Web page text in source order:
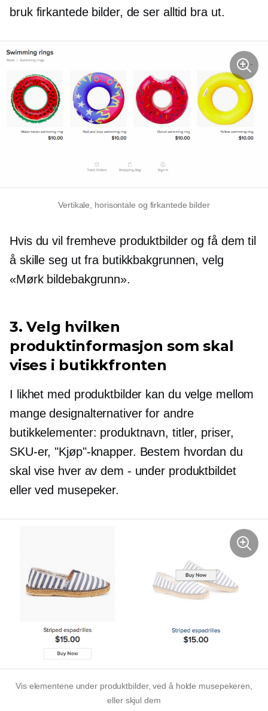
bruk firkantede bilder, de ser alltid bra ut.
Vertikale, horisontale og firkantede bilder
Hvis du vil fremheve produktbilder og få dem til
å skille seg ut fra butikkbakgrunnen, velg
«Mørk bildebakgrunn».
3. Velg hvilken
produktinformasjon som skal
vises i butikkfronten
I likhet med produktbilder kan du velge mellom
mange designalternativer for andre
butikkelementer: produktnavn, titler, priser,
SKU-er, "Kjøp"-knapper. Bestem hvordan du
skal vise hver av dem - under produktbildet
eller ved musepeker.
Vis elementene under produktbilder, ved å holde musepekeren,
eller skjul dem